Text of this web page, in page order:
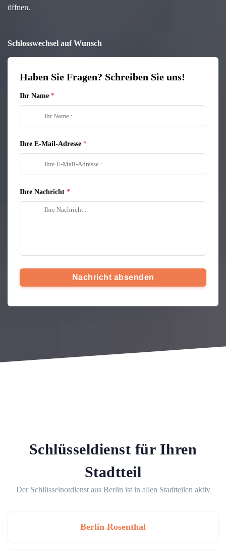
öffnen.
Schlosswechsel auf Wunsch
Haben Sie Fragen? Schreiben Sie uns!
Ihr Name
Ihre E-Mail-Adresse
Ihre Nachricht
Nachricht absenden
Schlüsseldienst für Ihren
Stadtteil
Der Schlüsselnotdienst aus Berlin ist in allen Stadtteilen aktiv
Berlin Rosenthal